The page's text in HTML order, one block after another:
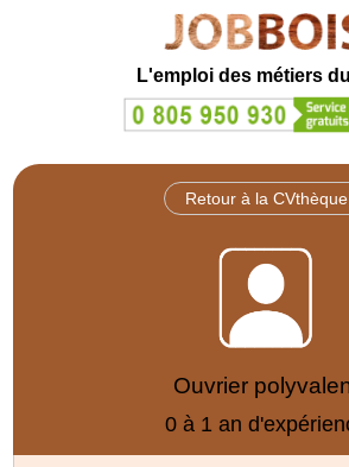
L'emploi des métiers
Retour à la CVthèque
Ouvrier
0 à 1 an